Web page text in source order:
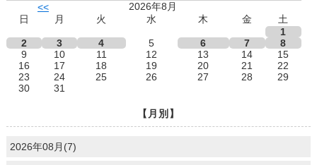
<<
2026年8月
日
月 火 水 木 金
土
1
2
3 4 5 6 7
8
9
10 11 12 13 14
15
16
17 18 19 20 21
22
23
24 25 26 27 28
29
30
31
【月別】
2026年08月(7)